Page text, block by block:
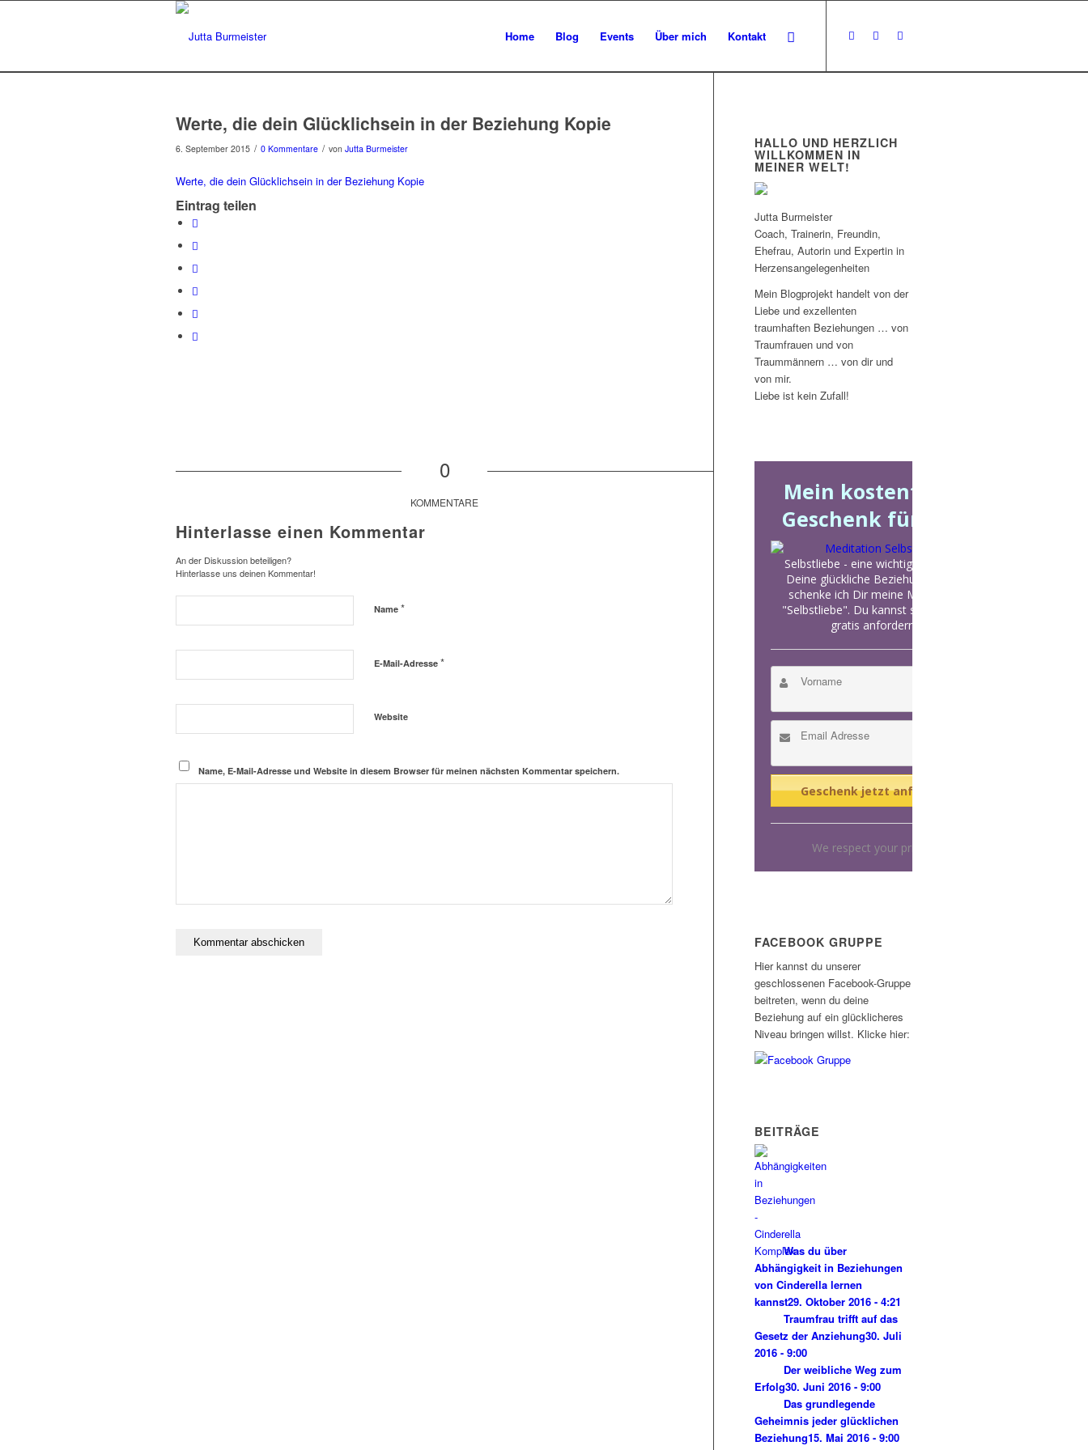
Home Blog Events Über mich Kontakt
Werte, die dein Glücklichsein in der Beziehung Kopie
6. September 2015 / 0 Kommentare / von Jutta Burmeister
Werte, die dein Glücklichsein in der Beziehung Kopie
Eintrag teilen
0
KOMMENTARE
Hinterlasse einen Kommentar
An der Diskussion beteiligen?
Hinterlasse uns deinen Kommentar!
Name *
E-Mail-Adresse *
Website
Name, E-Mail-Adresse und Website in diesem Browser für meinen nächsten Kommentar speichern.
HALLO UND HERZLICH
WILLKOMMEN IN
MEINER WELT!
Jutta Burmeister
Coach, Trainerin, Freundin,
Ehefrau, Autorin und Expertin in
Herzensangelegenheiten
Mein Blogprojekt handelt von der
Liebe und exzellenten
traumhaften Beziehungen … von
Traumfrauen und von
Traummännern … von dir und
von mir.
Liebe ist kein Zufall!
Mein kostenfreies
Geschenk für Dich
Selbstliebe - eine wichtige Zutat für
Deine glückliche Beziehung. Heute
schenke ich Dir meine Meditation
"Selbstliebe". Du kannst sie Dir jetzt
gratis anfordern
We respect your privacy.
FACEBOOK GRUPPE
Hier kannst du unserer
geschlossenen Facebook-Gruppe
beitreten, wenn du deine
Beziehung auf ein glücklicheres
Niveau bringen willst. Klicke hier:
BEITRÄGE
Was du über
Abhängigkeit in Beziehungen
von Cinderella lernen
kannst29. Oktober 2016 - 4:21
Traumfrau trifft auf das
Gesetz der Anziehung30. Juli
2016 - 9:00
Der weibliche Weg zum
Erfolg30. Juni 2016 - 9:00
Das grundlegende
Geheimnis jeder glücklichen
Beziehung15. Mai 2016 - 9:00